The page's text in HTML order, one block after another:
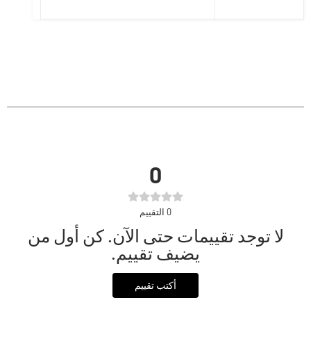
0
0 التقييم
لا توجد تقييمات حتى الآن. كن أول من
يضيف تقييم.
أكتب تقييم